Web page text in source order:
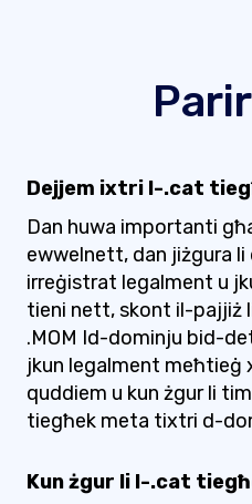
Dejjem ixtri l-.cat
Dan huwa importanti
ewwelnett, dan jiżgura
irreġistrat legalment u
tieni nett, skont il-pajjiż
.MOM Id-dominju bid-
jkun legalment meħtieġ
quddiem u kun żgur li
tiegħek meta tixtri d-
Kun żgur li l-.cat